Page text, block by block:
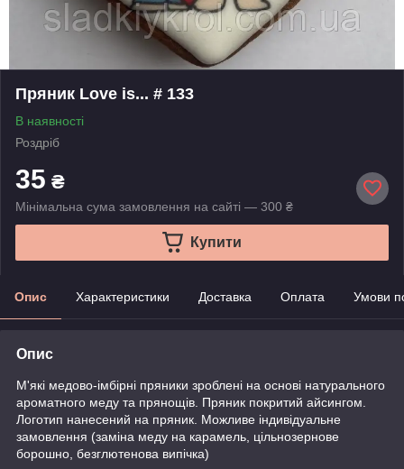
Пряник Love is... # 133
В наявності
Роздріб
35 ₴
Мінімальна сума замовлення на сайті — 300 ₴
Купити
Опис Характеристики Доставка Оплата Умови
Опис
М'які медово-імбірні пряники зроблені на основі натурального
ароматного меду та прянощів. Пряник покритий айсингом.
Логотип нанесений на пряник. Можливе індивідуальне
замовлення (заміна меду на карамель, цільнозернове
борошно, безглютенова випічка)